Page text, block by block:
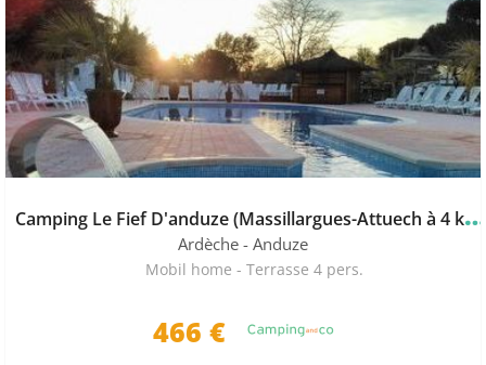
C
amping Le Fief D'anduze (Massillargues-Attuech à 4 km)
Ardèche - Anduze
Mobil home - Terrasse 4 pers.
466 €